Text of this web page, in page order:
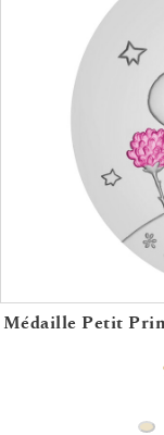
Médaille Petit